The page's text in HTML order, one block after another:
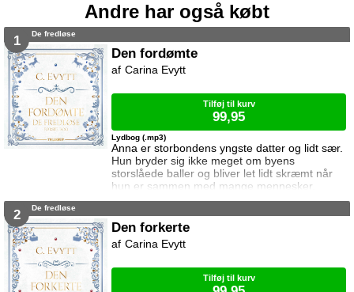
Andre har også købt
1 De fredløse
Den fordømte
Anna er storbondens yngste datter og lidt sær.
Hun bryder sig ikke meget om byens
storslåede baller og bliver let lidt skræmt når
hun er sammen med mange mennesker.
Rham er tater og tæt på vanvittig. Han er
om sine egne ældre eller de magtfulde hvide.
sig ikke meget om andre mennesker. Han
Lydbog (.mp3)
Carina Evytt
Tilføj til kurv
99,95
2 De fredløse
Den forkerte
Carina Evytt
Tilføj til kurv